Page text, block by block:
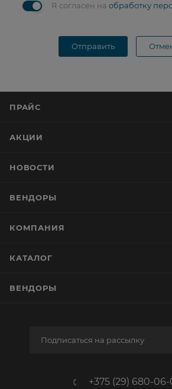
Я согласен на обработку
Отправить
ПРАЙС
АКЦИИ
НОВОСТИ
ВЕНДОРЫ
КОМПАНИЯ
КАТАЛОГ
ВЕНДОРЫ
Подписаться на рассылку
+375 (29) 680-